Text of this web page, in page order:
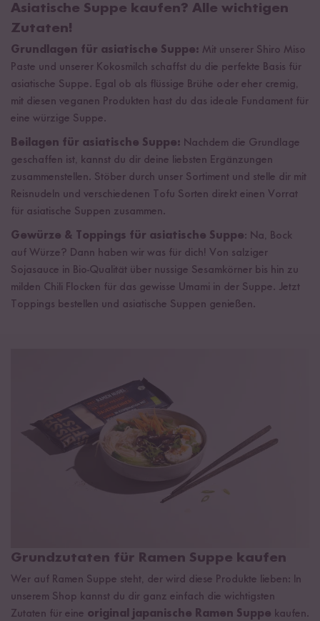
Asiatische Suppe kaufen? Alle wichtigen
Zutaten!
Grundlagen für asiatische Suppe: Mit unserer Shiro Miso
Paste und unserer Kokosmilch schaffst du die perfekte Basis für
asiatische Suppe. Egal ob als flüssige Brühe oder eher cremig,
mit diesen veganen Produkten hast du das ideale Fundament für
eine würzige Suppe.
Beilagen für asiatische Suppe: Nachdem die Grundlage
geschaffen ist, kannst du dir deine liebsten Ergänzungen
zusammenstellen. Stöber durch unser Sortiment und stelle dir mit
Reisnudeln und verschiedenen Tofu Sorten direkt einen Vorrat
für asiatische Suppen zusammen.
Gewürze & Toppings für asiatische Suppe: Na, Bock
auf Würze? Dann haben wir was für dich! Von salziger
Sojasauce in Bio-Qualität über nussige Sesamkörner bis hin zu
milden Chili Flocken für das gewisse Umami in der Suppe. Jetzt
Toppings bestellen und asiatische Suppen genießen.
Grundzutaten für Ramen Suppe kaufen
Wer auf Ramen Suppe steht, der wird diese Produkte lieben: In
unserem Shop kannst du dir ganz einfach die wichtigsten
Zutaten für eine original japanische Ramen Suppe kaufen.